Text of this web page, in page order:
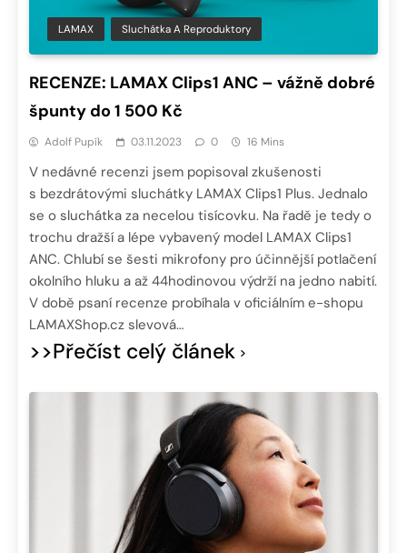
LAMAX Sluchátka A Reproduktory
RECENZE: LAMAX Clips1 ANC – vážně dobré
špunty do 1 500 Kč
Adolf Pupík 03.11.2023 0 16 Mins
V nedávné recenzi jsem popisoval zkušenosti
s bezdrátovými sluchátky LAMAX Clips1 Plus. Jednalo
se o sluchátka za necelou tisícovku. Na řadě je tedy o
trochu dražší a lépe vybavený model LAMAX Clips1
ANC. Chlubí se šesti mikrofony pro účinnější potlačení
okolního hluku a až 44hodinovou výdrží na jedno nabití.
V době psaní recenze probíhala v oficiálním e-shopu
LAMAXShop.cz slevová…
>>Přečíst celý článek